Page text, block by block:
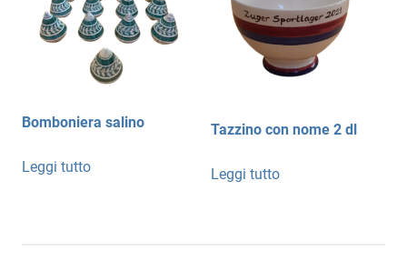
Bomboniera salino
Leggi tutto
Tazzino con nome 2 dl
Leggi tutto